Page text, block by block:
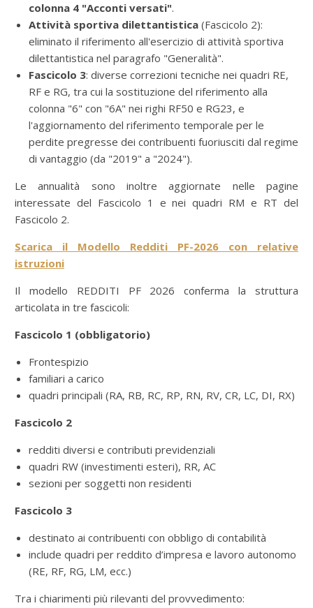
colonna 4 "Acconti versati".
Attività sportiva dilettantistica (Fascicolo 2):
eliminato il riferimento all'esercizio di attività sportiva
dilettantistica nel paragrafo "Generalità".
Fascicolo 3: diverse correzioni tecniche nei quadri RE,
RF e RG, tra cui la sostituzione del riferimento alla
colonna "6" con "6A" nei righi RF50 e RG23, e
l'aggiornamento del riferimento temporale per le
perdite pregresse dei contribuenti fuoriusciti dal regime
di vantaggio (da "2019" a "2024").
Le annualità sono inoltre aggiornate nelle pagine
interessate del Fascicolo 1 e nei quadri RM e RT del
Fascicolo 2.
Scarica il Modello Redditi PF-2026 con relative
istruzioni
Il modello REDDITI PF 2026 conferma la struttura
articolata in tre fascicoli:
Fascicolo 1 (obbligatorio)
Frontespizio
familiari a carico
quadri principali (RA, RB, RC, RP, RN, RV, CR, LC, DI, RX)
Fascicolo 2
redditi diversi e contributi previdenziali
quadri RW (investimenti esteri), RR, AC
sezioni per soggetti non residenti
Fascicolo 3
destinato ai contribuenti con obbligo di contabilità
include quadri per reddito d’impresa e lavoro autonomo
(RE, RF, RG, LM, ecc.)
Tra i chiarimenti più rilevanti del provvedimento: